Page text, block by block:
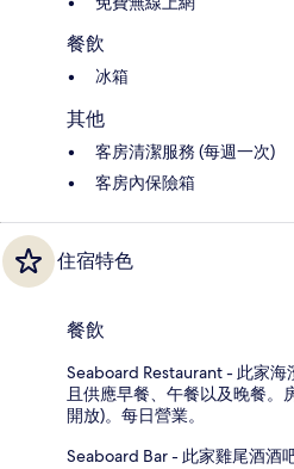
餐飲
冰箱
其他
客房清潔服務 (每週一次)
客房內保險箱
住宿特色
餐飲
Seaboard Restaurant - 此家
且供應早餐、午餐以及晚餐。
開放)。每日營業。
Seaboard Bar - 此家雞尾酒酒